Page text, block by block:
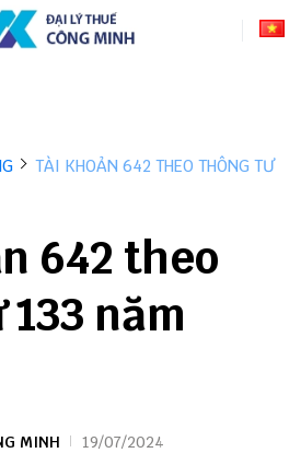
TÀI KHOẢN 642 THEO THÔNG TƯ
642 theo
năm
MINH 19/07/2024